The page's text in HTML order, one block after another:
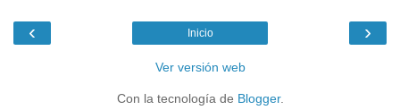
‹ ›
Inicio
Ver versión web
Con la tecnología de Blogger.